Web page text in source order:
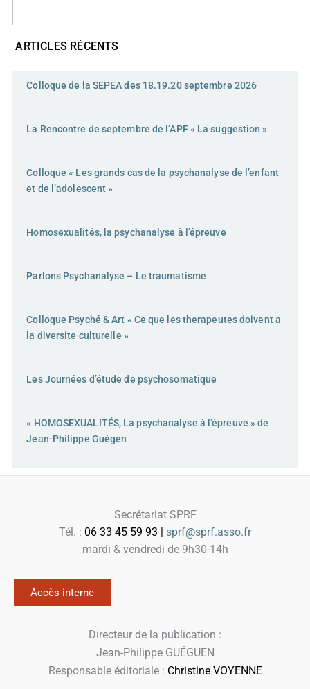
ARTICLES RÉCENTS
Colloque de la SEPEA des 18.19.20 septembre 2026
La Rencontre de septembre de l’APF « La suggestion »
Colloque « Les grands cas de la psychanalyse de l’enfant
et de l’adolescent »
Homosexualités, la psychanalyse à l’épreuve
Parlons Psychanalyse – Le traumatisme
Colloque Psyché & Art « Ce que les therapeutes doivent a
la diversite culturelle »
Les Journées d’étude de psychosomatique
« HOMOSEXUALITÉS, La psychanalyse à l’épreuve » de
Jean-Philippe Guégen
Secrétariat SPRF
Tél. : 06 33 45 59 93 | sprf@sprf.asso.fr
mardi & vendredi de 9h30-14h
Accès interne
Directeur de la publication :
Jean-Philippe GUÉGUEN
Responsable éditoriale : Christine VOYENNE